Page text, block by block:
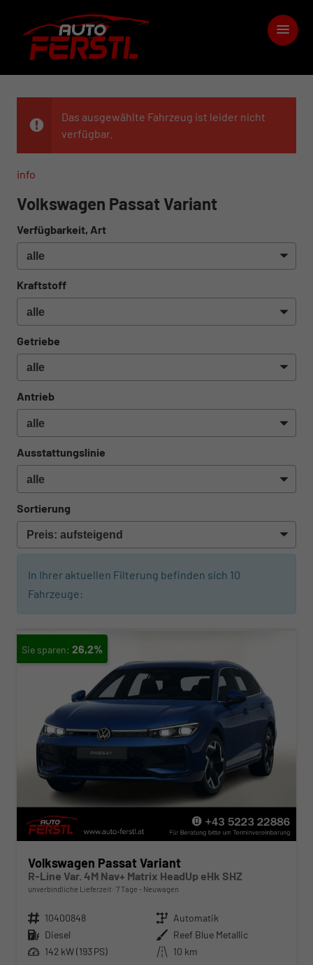
Das ausgewählte Fahrzeug ist leider nicht
verfügbar.
info
Volkswagen Passat Variant
Verfügbarkeit, Art
Kraftstoff
Getriebe
Antrieb
Ausstattungslinie
Sortierung
In Ihrer aktuellen Filterung befinden sich 10
Fahrzeuge:
26,2%
Volkswagen Passat Variant
R-Line Var. 4M Nav+ Matrix HeadUp eHk SHZ
unverbindliche Lieferzeit: 7 Tage Neuwagen
Fahrzeugnr. 10400848 Getriebe Automatik
Kraftstoff Diesel Außenfarbe Reef Blue Metallic
Leistung 142 kW (193 PS) Kilometerstand 10 km